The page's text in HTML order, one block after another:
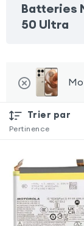
Batteries
50 Ultra
Trier par
Pertinence